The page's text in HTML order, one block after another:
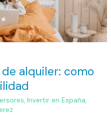
alquiler: como
, Invertir en España,